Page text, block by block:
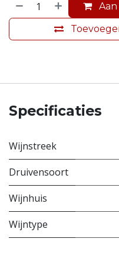
Specificaties
Wijnstreek
Druivensoort
Wijnhuis
Wijntype